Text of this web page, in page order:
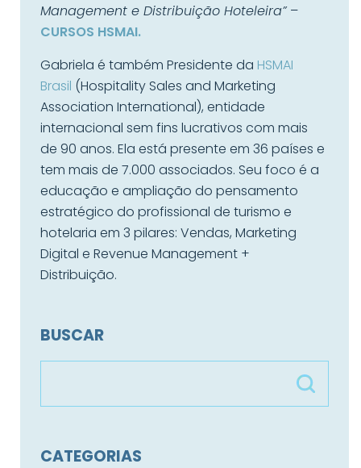
Management e Distribuição Hoteleira”–
CURSOS HSMAI.
Gabriela é também Presidente da HSMAI
Brasil (Hospitality Sales and Marketing
Association International), entidade
internacional sem fins lucrativos com mais
de 90 anos. Ela está presente em 36 países e
tem mais de 7.000 associados. Seu foco é a
educação e ampliação do pensamento
estratégico do profissional de turismo e
hotelaria em 3 pilares: Vendas, Marketing
Digital e Revenue Management +
Distribuição.
BUSCAR
CATEGORIAS